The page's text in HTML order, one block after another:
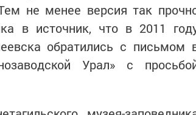
не менее версия так
в источник, что в 2011
обратились с письмом
Урал» с